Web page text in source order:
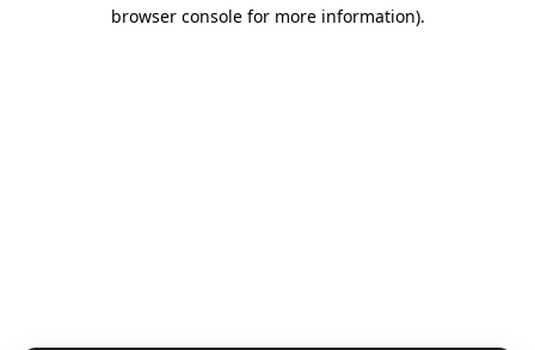
browser console for more information).